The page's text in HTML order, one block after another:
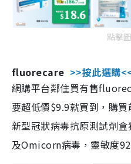
點擊
fluorecare >>按此選購
網購平台鄰住買有售
要超低價$9.9就買到，購
新型冠狀病毒抗原測試劑
及Omicorn病毒，靈敏度